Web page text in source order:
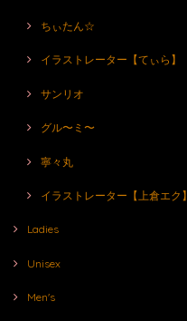
ちぃたん☆
イラストレーター【てぃら】
サンリオ
グル〜ミ〜
寧々丸
イラストレーター【上倉エク】
Ladies
Unisex
Men's